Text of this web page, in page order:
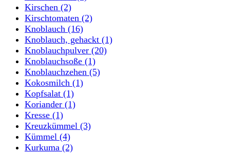
Kirschen (2)
Kirschtomaten (2)
Knoblauch (16)
Knoblauch, gehackt (1)
Knoblauchpulver (20)
Knoblauchsoße (1)
Knoblauchzehen (5)
Kokosmilch (1)
Kopfsalat (1)
Koriander (1)
Kresse (1)
Kreuzkümmel (3)
Kümmel (4)
Kurkuma (2)